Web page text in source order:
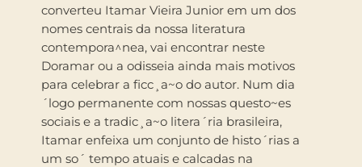
converteu Itamar Vieira Junior em um dos
nomes centrais da nossa literatura
contempora^nea, vai encontrar neste
Doramar ou a odisseia ainda mais motivos
para celebrar a ficc¸a~o do autor. Num dia
´logo permanente com nossas questo~es
sociais e a tradic¸a~o litera´ria brasileira,
Itamar enfeixa um conjunto de histo´rias a
um so´ tempo atuais e calcadas na